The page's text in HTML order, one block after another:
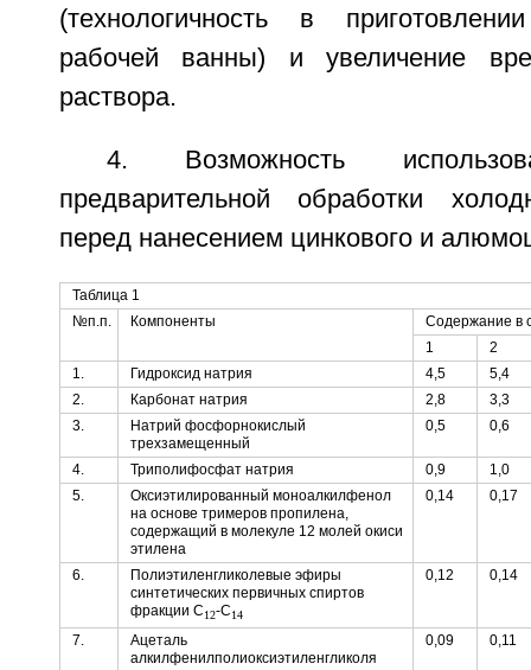
(технологичность в
рабочей ванны) и увеличение
раствора.
4. Возможность
предварительной обработки
перед нанесением цинкового и
Таблица 1
№п.п.
Компоненты
Содержание в
1
2
1.
Гидроксид натрия 4,5
5,4
2.
Карбонат натрия 2,8
3,3
3.
Натрий фосфорнокислый
трехзамещенный
0,5 0,6
4. Триполифосфат натрия 0,9
1,0
5.
Оксиэтилированный моноалкилфенол
на основе тримеров пропилена,
содержащий в молекуле 12 молей окиси
этилена
0,14 0,17
6.
Полиэтиленгликолевые эфиры
синтетических первичных спиртов
фракции C12-C14
0,12 0,14
7.
Ацеталь
алкилфенилполиоксиэтиленгликоля
0,09 0,11